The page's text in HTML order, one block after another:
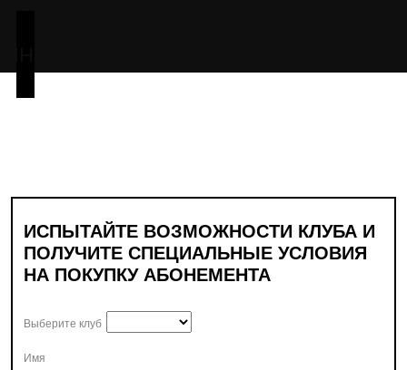
ИСПЫТАЙТЕ ВОЗМОЖНОСТИ КЛУБА И
ПОЛУЧИТЕ СПЕЦИАЛЬНЫЕ УСЛОВИЯ
НА ПОКУПКУ АБОНЕМЕНТА
Выберите клуб
Имя